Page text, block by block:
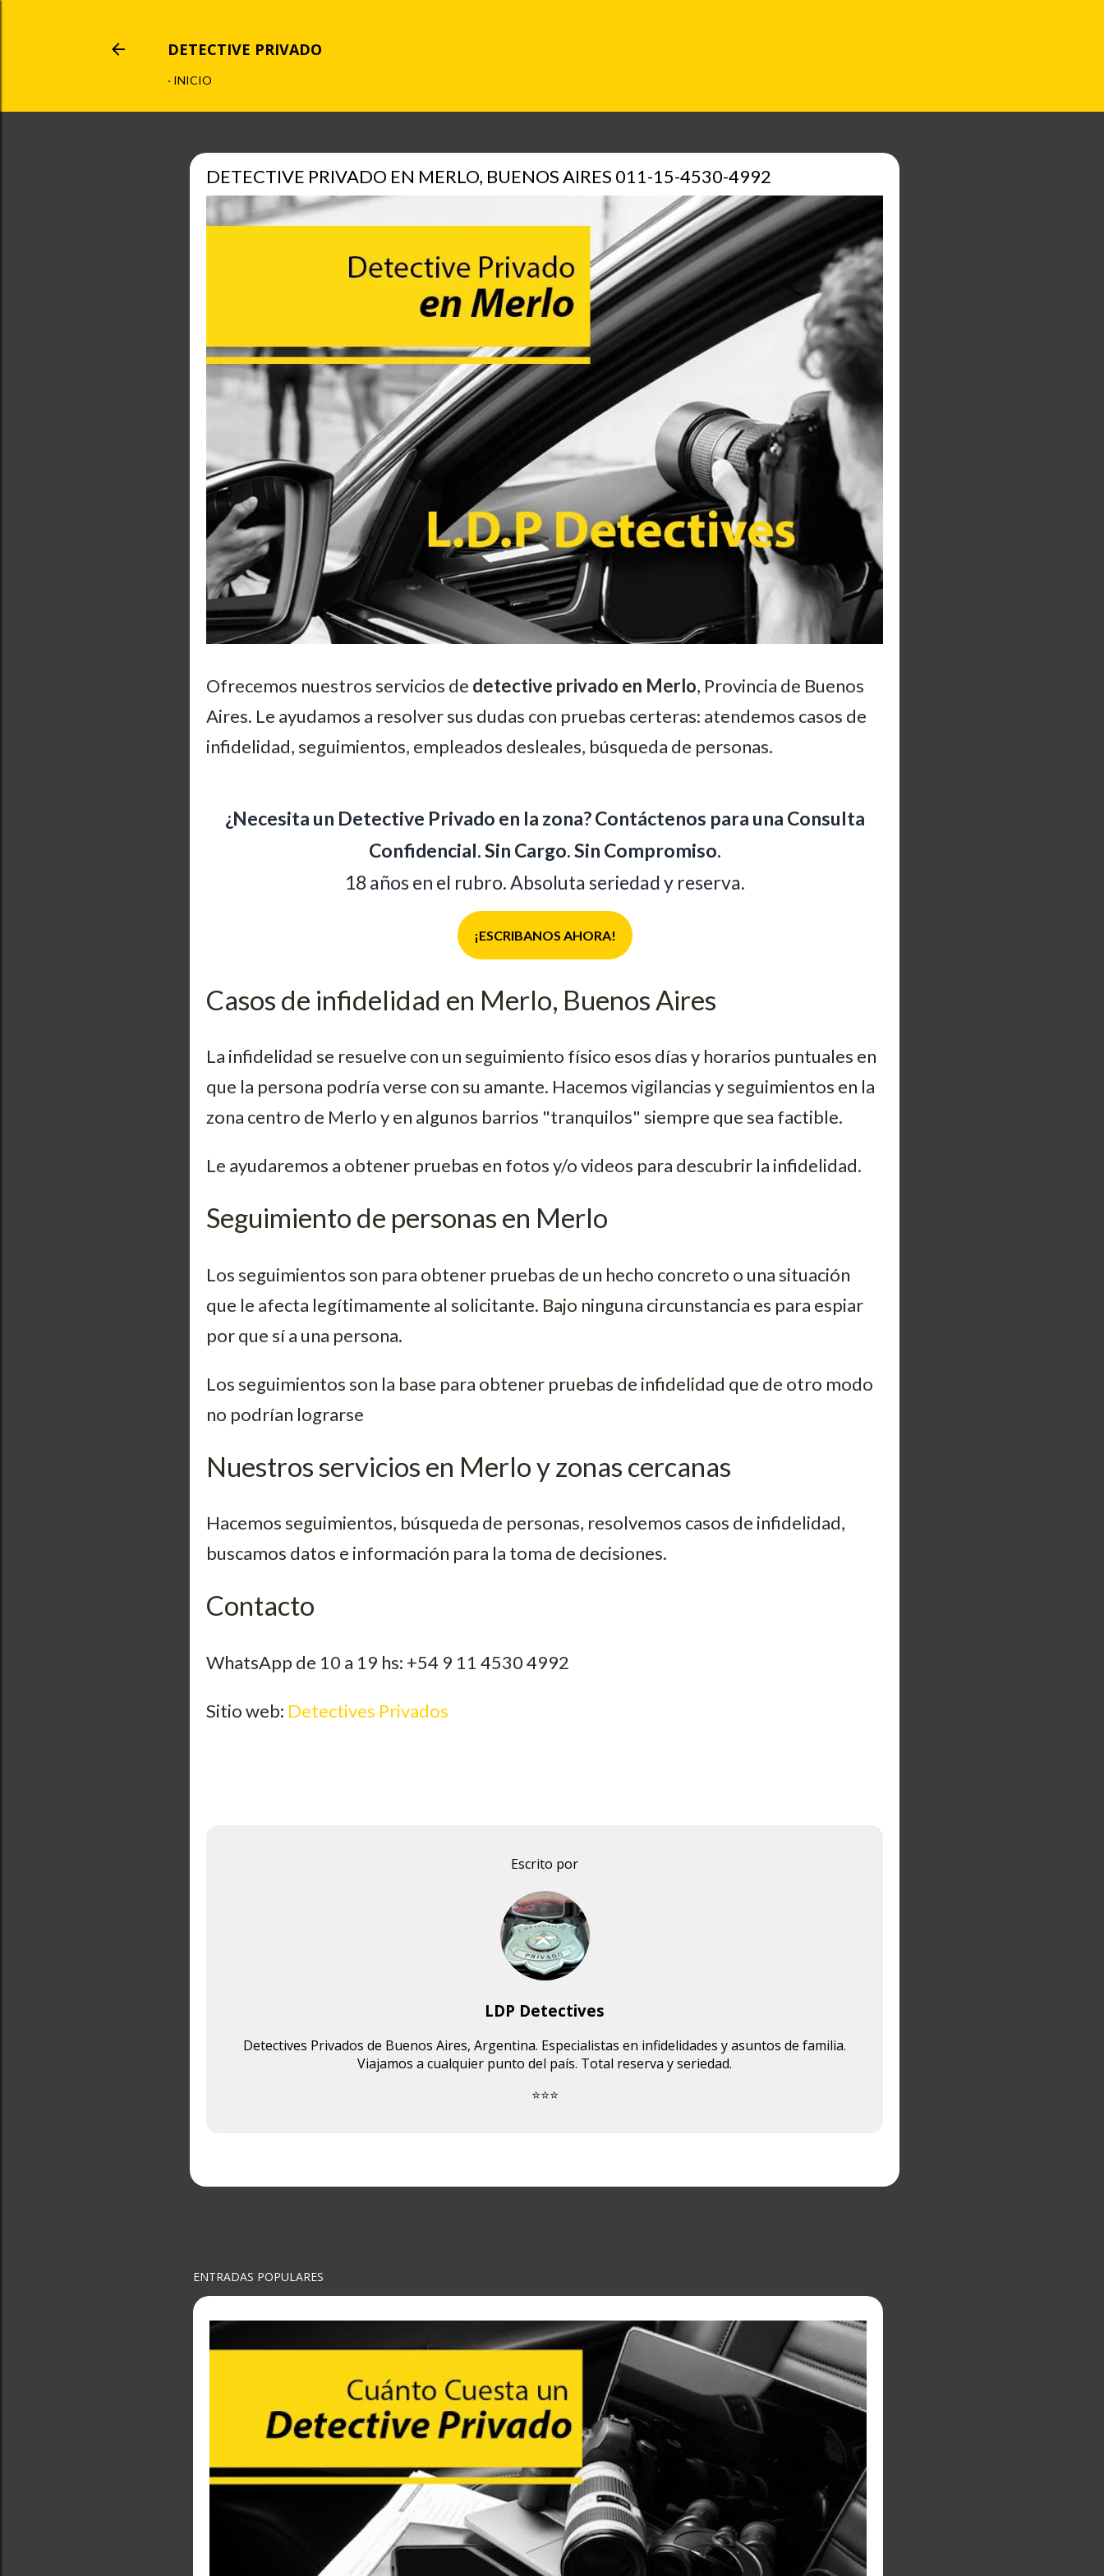
DETECTIVE PRIVADO
INICIO
DETECTIVE PRIVADO EN MERLO, BUENOS AIRES 011-15-4530-4992
Ofrecemos nuestros servicios de detective privado en Merlo, Provincia de Buenos
Aires. Le ayudamos a resolver sus dudas con pruebas certeras: atendemos casos de
infidelidad, seguimientos, empleados desleales, búsqueda de personas.
¿Necesita un Detective Privado en la zona? Contáctenos para una Consulta
Confidencial. Sin Cargo. Sin Compromiso.
18 años en el rubro. Absoluta seriedad y reserva.
¡ESCRIBANOS AHORA!
Casos de infidelidad en Merlo, Buenos Aires
La infidelidad se resuelve con un seguimiento físico esos días y horarios puntuales en
que la persona podría verse con su amante. Hacemos vigilancias y seguimientos en la
zona centro de Merlo y en algunos barrios "tranquilos" siempre que sea factible.
Le ayudaremos a obtener pruebas en fotos y/o videos para descubrir la infidelidad.
Seguimiento de personas en Merlo
Los seguimientos son para obtener pruebas de un hecho concreto o una situación
que le afecta legítimamente al solicitante. Bajo ninguna circunstancia es para espiar
por que sí a una persona.
Los seguimientos son la base para obtener pruebas de infidelidad que de otro modo
no podrían lograrse
Nuestros servicios en Merlo y zonas cercanas
Hacemos seguimientos, búsqueda de personas, resolvemos casos de infidelidad,
buscamos datos e información para la toma de decisiones.
Contacto
WhatsApp de 10 a 19 hs: +54 9 11 4530 4992
Sitio web: Detectives Privados
Escrito por
LDP Detectives
Detectives Privados de Buenos Aires, Argentina. Especialistas en infidelidades y asuntos de familia.
Viajamos a cualquier punto del país. Total reserva y seriedad.
⭐⭐⭐
ENTRADAS POPULARES